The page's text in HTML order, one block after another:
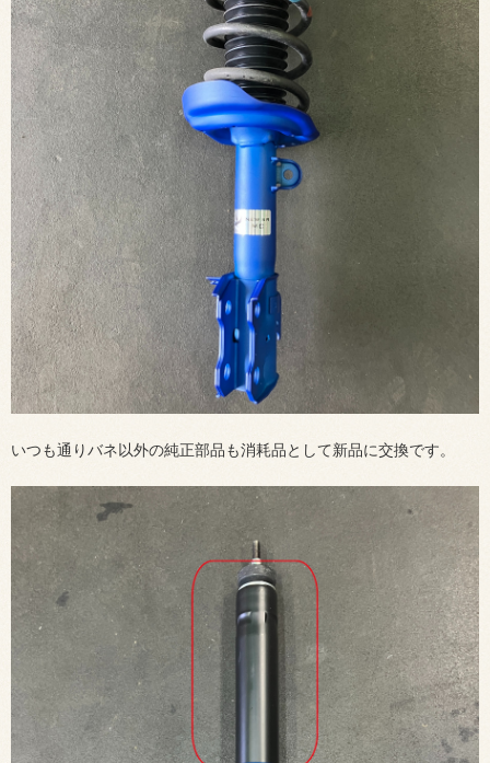
いつも通りバネ以外の純正部品も消耗品として新品に交換です。